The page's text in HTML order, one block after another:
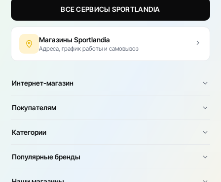
ВСЕ СЕРВИСЫ SPORTLANDIA
Магазины Sportlandia
Адреса, график работы и самовывоз
Интернет-магазин
Покупателям
Категории
Популярные бренды